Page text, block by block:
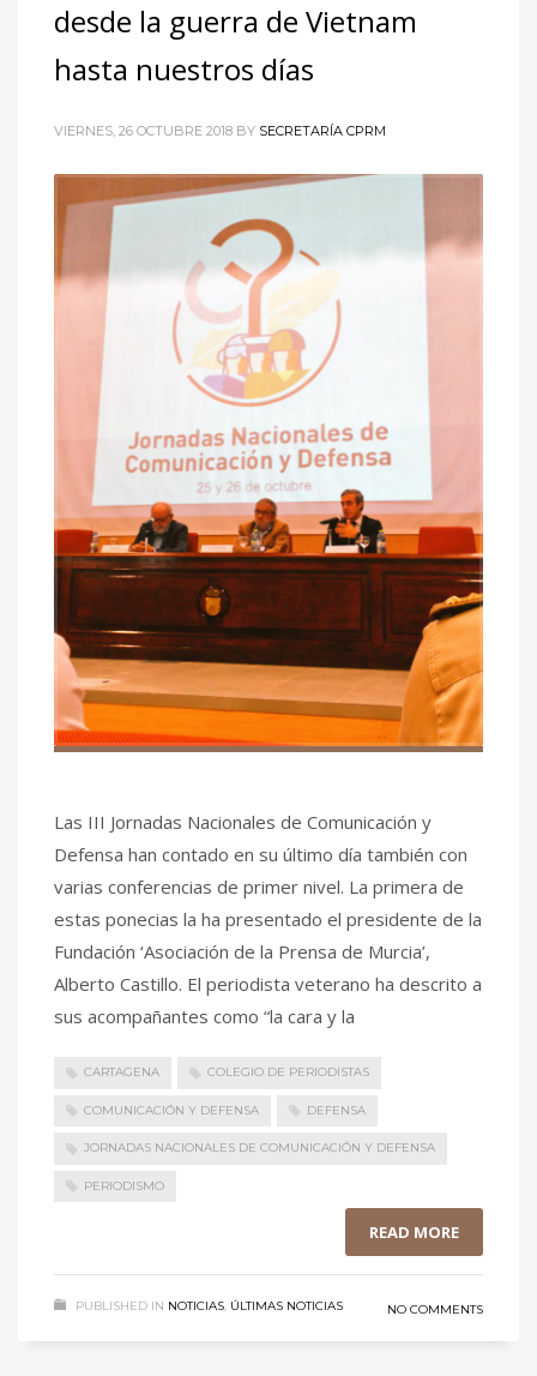
desde la guerra de Vietnam
hasta nuestros días
VIERNES, 26 OCTUBRE 2018 BY SECRETARÍA CPRM
Las III Jornadas Nacionales de Comunicación y
Defensa han contado en su último día también con
varias conferencias de primer nivel. La primera de
estas ponecias la ha presentado el presidente de la
Fundación ‘Asociación de la Prensa de Murcia’,
Alberto Castillo. El periodista veterano ha descrito a
sus acompañantes como “la cara y la
CARTAGENA COLEGIO DE PERIODISTAS
COMUNICACIÓN Y DEFENSA DEFENSA
JORNADAS NACIONALES DE COMUNICACIÓN Y DEFENSA
PERIODISMO
READ MORE
PUBLISHED IN NOTICIAS, ÚLTIMAS NOTICIAS NO COMMENTS